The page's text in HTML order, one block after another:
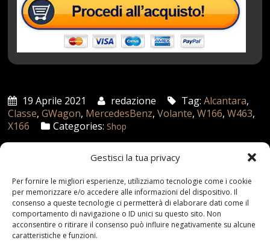
Gestisci la tua privacy
Per fornire le migliori esperienze, utilizziamo tecnologie come i cookie
per memorizzare e/o accedere alle informazioni del dispositivo. Il
consenso a queste tecnologie ci permetterà di elaborare dati come il
comportamento di navigazione o ID unici su questo sito. Non
acconsentire o ritirare il consenso può influire negativamente su alcune
caratteristiche e funzioni.
19 Aprile 2021 redazione Tag:Alcantara,
Classe,GWagon, MercedesBenz,Volante,W166,W463,
X166
Categories: Shop
Articoli recenti
Assicurazione auto e sostituzione lunotto: le cose
da sapere
21 Aprile,2026